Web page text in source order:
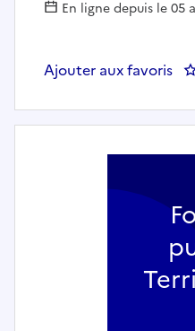
En ligne depuis le 05
Ajouter aux favoris :